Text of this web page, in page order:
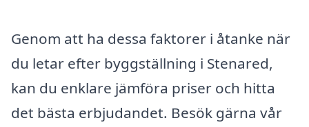
Genom att ha dessa faktorer i åtanke när
du letar efter byggställning i Stenared,
kan du enklare jämföra priser och hitta
det bästa erbjudandet. Besök gärna vår